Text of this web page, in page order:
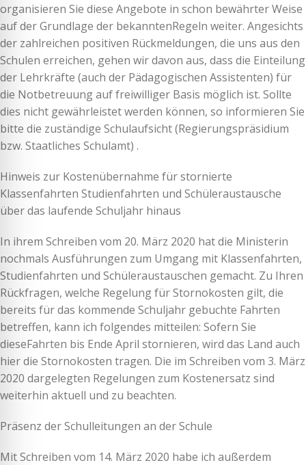
organisieren Sie diese Angebote in schon bewährter Weise
auf der Grundlage der bekanntenRegeln weiter. Angesichts
der zahlreichen positiven Rückmeldungen, die uns aus den
Schulen erreichen, gehen wir davon aus, dass die Einteilung
der Lehrkräfte (auch der Pädagogischen Assistenten) für
die Notbetreuung auf freiwilliger Basis möglich ist. Sollte
dies nicht gewährleistet werden können, so informieren Sie
bitte die zuständige Schulaufsicht (Regierungspräsidium
bzw. Staatliches Schulamt) .
Hinweis zur Kostenübernahme für stornierte
Klassenfahrten Studienfahrten und Schüleraustausche
über das laufende Schuljahr hinaus
In ihrem Schreiben vom 20. März 2020 hat die Ministerin
nochmals Ausführungen zum Umgang mit Klassenfahrten,
Studienfahrten und Schüleraustauschen gemacht. Zu Ihren
Rückfragen, welche Regelung für Stornokosten gilt, die
bereits für das kommende Schuljahr gebuchte Fahrten
betreffen, kann ich folgendes mitteilen: Sofern Sie
dieseFahrten bis Ende April stornieren, wird das Land auch
hier die Stornokosten tragen. Die im Schreiben vom 3. März
2020 dargelegten Regelungen zum Kostenersatz sind
weiterhin aktuell und zu beachten.
Präsenz der Schulleitungen an der Schule
Mit Schreiben vom 14. März 2020 habe ich außerdem